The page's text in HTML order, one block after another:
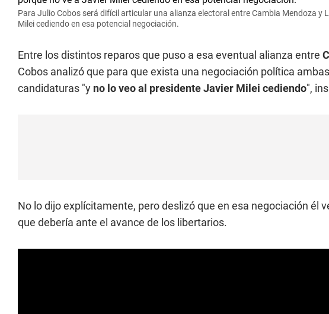
Para Julio Cobos será difícil articular una alianza electoral entre Cambia Mendoza y
Milei cediendo en esa potencial negociación.
Entre los distintos reparos que puso a esa eventual alianza entre
Cobos analizó que para que exista una negociación política
candidaturas "y no lo veo al presidente Javier Milei cediendo",
No lo dijo explícitamente, pero deslizó que en esa negociación él
que debería ante el avance de los libertarios.